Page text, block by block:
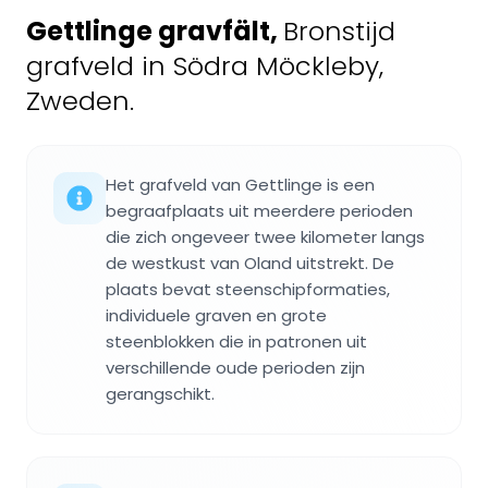
Gettlinge gravfält, Bronstijd
grafveld in Södra Möckleby,
Zweden.
Het grafveld van Gettlinge is een
begraafplaats uit meerdere perioden
die zich ongeveer twee kilometer langs
de westkust van Oland uitstrekt. De
plaats bevat steenschipformaties,
individuele graven en grote
steenblokken die in patronen uit
verschillende oude perioden zijn
gerangschikt.